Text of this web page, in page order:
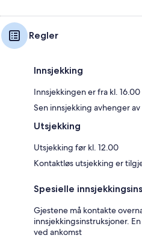
Regler
Innsjekking
Innsjekkingen er fra kl.
Sen innsjekking avhenger
Utsjekking
Utsjekking før kl. 12.00
Kontaktløs utsjekking er
Spesielle
Gjestene må kontakte
innsjekkingsinstruksjoner.
ved ankomst